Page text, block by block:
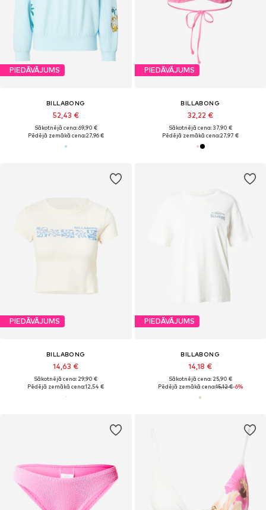
PIEDĀVĀJUMS
BILLABONG
52,43 €
Sākotnējā cena: 69,90 €
Pēdējā zemākā cena:27,96 €
PIEDĀVĀJUMS
BILLABONG
32,22 €
Sākotnējā cena: 37,90 €
Pēdējā zemākā cena:27,97 €
PIEDĀVĀJUMS
BILLABONG
14,63 €
Sākotnējā cena: 29,90 €
Pēdējā zemākā cena:12,54 €
PIEDĀVĀJUMS
BILLABONG
14,18 €
Sākotnējā cena: 25,90 €
Pēdējā zemākā cena:15,12 €-6%